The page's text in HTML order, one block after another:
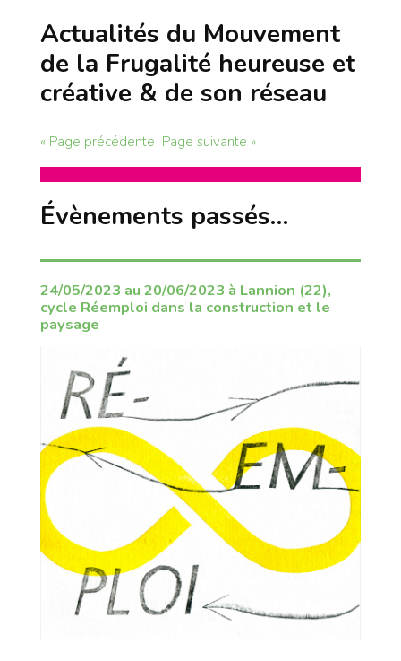
Actualités du Mouvement
de la Frugalité heureuse et
créative & de son réseau
« Page précédente Page suivante »
Évènements passés…
24/05/2023 au 20/06/2023 à Lannion (22),
cycle Réemploi dans la construction et le
paysage